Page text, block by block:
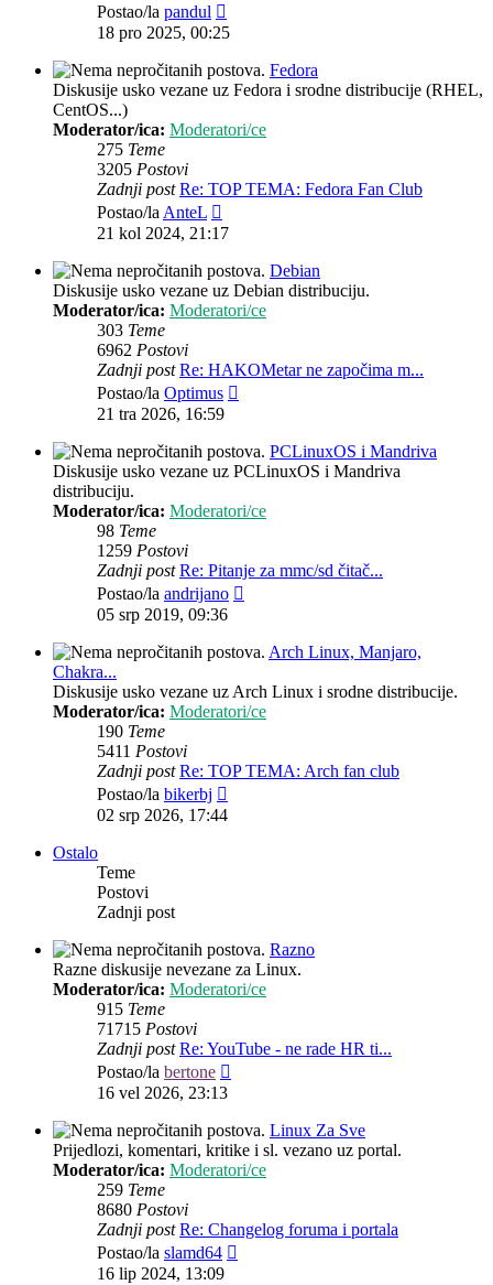
Postao/la pandul
post
18 pro 2025, 00:25
Fedora
Diskusije usko vezane uz Fedora i srodne distribucije (RHEL,
CentOS...)
Moderator/ica: Moderatori/ce
275 Teme
3205 Postovi
Zadnji post Re: TOP TEMA: Fedora Fan Club
Postao/laAnteL
post
21 kol 2024, 21:17
Debian
Diskusije usko vezane uz Debian distribuciju.
Moderator/ica: Moderatori/ce
303 Teme
6962 Postovi
Zadnji post Re: HAKOMetar ne započima m...
Postao/la Optimus
21 tra 2026, 16:59
PCLinuxOS i Mandriva
Diskusije usko vezane uz PCLinuxOS i Mandriva
distribuciju.
Moderator/ica: Moderatori/ce
98 Teme
1259 Postovi
Zadnji post Re: Pitanje za mmc/sd čitač...
Postao/la andrijano
05 srp 2019, 09:36
Arch Linux, Manjaro,
Chakra...
Diskusije usko vezane uz Arch Linux i srodne distribucije.
Moderator/ica: Moderatori/ce
190 Teme
5411 Postovi
Zadnji post Re: TOP TEMA: Arch fan club
Postao/la bikerbj
02 srp 2026, 17:44
Ostalo
Teme
Postovi
Zadnji post
Razno
Razne diskusije nevezane za Linux.
Moderator/ica: Moderatori/ce
915 Teme
71715 Postovi
Zadnji post Re: YouTube - ne rade HR ti...
Postao/la bertone
16 vel 2026, 23:13
Linux Za Sve
Prijedlozi, komentari, kritike i sl. vezano uz portal.
Moderator/ica: Moderatori/ce
259 Teme
8680 Postovi
Zadnji post Re: Changelog foruma i portala
Postao/la slamd64
16 lip 2024, 13:09